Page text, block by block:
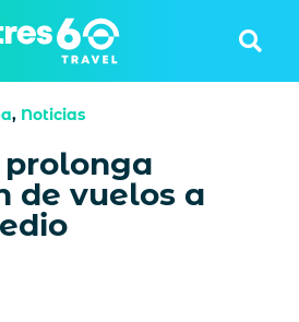
, Noticias
prolonga
de vuelos a